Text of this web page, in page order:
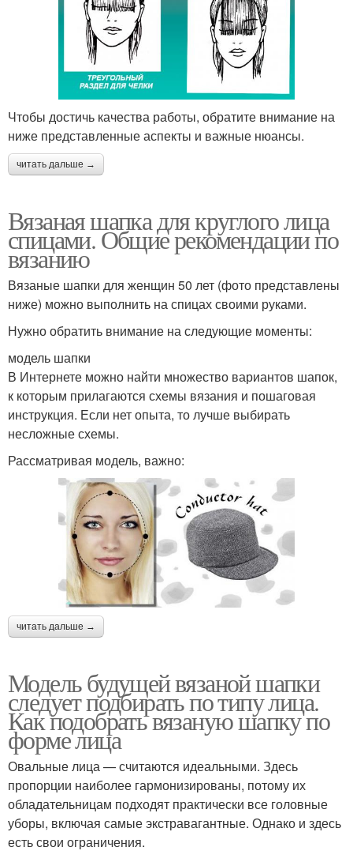
Чтобы достичь качества работы, обратите внимание на
ниже представленные аспекты и важные нюансы.
читать дальше →
Вязаная шапка для круглого лица
спицами. Общие рекомендации по
вязанию
Вязаные шапки для женщин 50 лет (фото представлены
ниже) можно выполнить на спицах своими руками.
Нужно обратить внимание на следующие моменты:
модель шапки
В Интернете можно найти множество вариантов шапок,
к которым прилагаются схемы вязания и пошаговая
инструкция. Если нет опыта, то лучше выбирать
несложные схемы.
Рассматривая модель, важно:
читать дальше →
Модель будущей вязаной шапки
следует подбирать по типу лица.
Как подобрать вязаную шапку по
форме лица
Овальные лица — считаются идеальными. Здесь
пропорции наиболее гармонизированы, потому их
обладательницам подходят практически все головные
уборы, включая самые экстравагантные. Однако и здесь
есть свои ограничения.